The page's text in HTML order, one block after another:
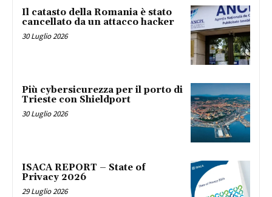
Il catasto della Romania è stato
cancellato da un attacco hacker
30 Luglio 2026
Più cybersicurezza per il porto di
Trieste con Shieldport
30 Luglio 2026
ISACA REPORT – State of
Privacy 2026
29 Luglio 2026